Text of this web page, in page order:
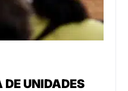
DE UNIDADES